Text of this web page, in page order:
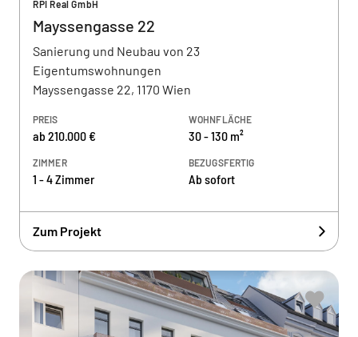
RPI Real GmbH
Mayssengasse 22
Sanierung und Neubau von 23
Eigentumswohnungen
Mayssengasse 22, 1170 Wien
PREIS
ab 210.000 €
WOHNFLÄCHE
30 - 130 m²
ZIMMER
1 - 4 Zimmer
BEZUGSFERTIG
Ab sofort
Zum Projekt